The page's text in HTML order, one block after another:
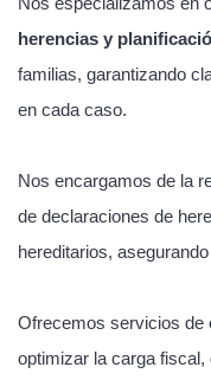
herencias y
familias, garantizando
en cada caso.
Nos encargamos de la
de declaraciones de
hereditarios,
Ofrecemos servicios de
optimizar la carga